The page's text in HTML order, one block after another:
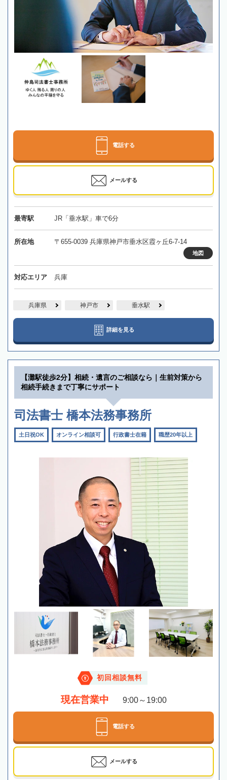
電話する
メールする
最寄駅 JR「垂水駅」車で6分
所在地 〒655-0039 兵庫県神戸市垂水区霞ヶ丘6-7-14
地図
対応エリア 兵庫
兵庫県 神戸市 垂水駅
詳細を見る
【灘駅徒歩2分】相続・遺言のご相談なら｜生前対策から
相続手続きまで丁寧にサポート
司法書士 橋本法務事務所
土日祝OK オンライン相談可 行政書士在籍 職歴20年以上
初回相談無料
現在営業中 9:00～19:00
電話する
メールする